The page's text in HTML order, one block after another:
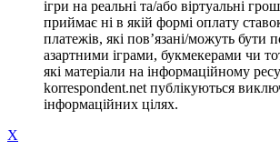
ігри на реальні та/або віртуальні
приймає ні в якій формі оплату
платежів, які пов’язані/можуть бути
азартними іграми, букмекерами чи
які матеріали на інформаційному
korrespondent.net публікуються
інформаційних цілях.
X